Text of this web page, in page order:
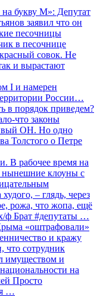
букву М»: Депутат
заявил что он
песочницы
в песочнице
совок. Не
и вырастают
I и намерен
России…
в порядок приведем?
что законы
ОН. Но одно
Толстого о Петре
В рабочее время на
нынешние клоуны с
– глядь, через
рожа, что жопа, ещё
ф Брат #депутаты …
«оштрафовали»
и кражу
что сотрудник
имуществом и
на
Просто
…